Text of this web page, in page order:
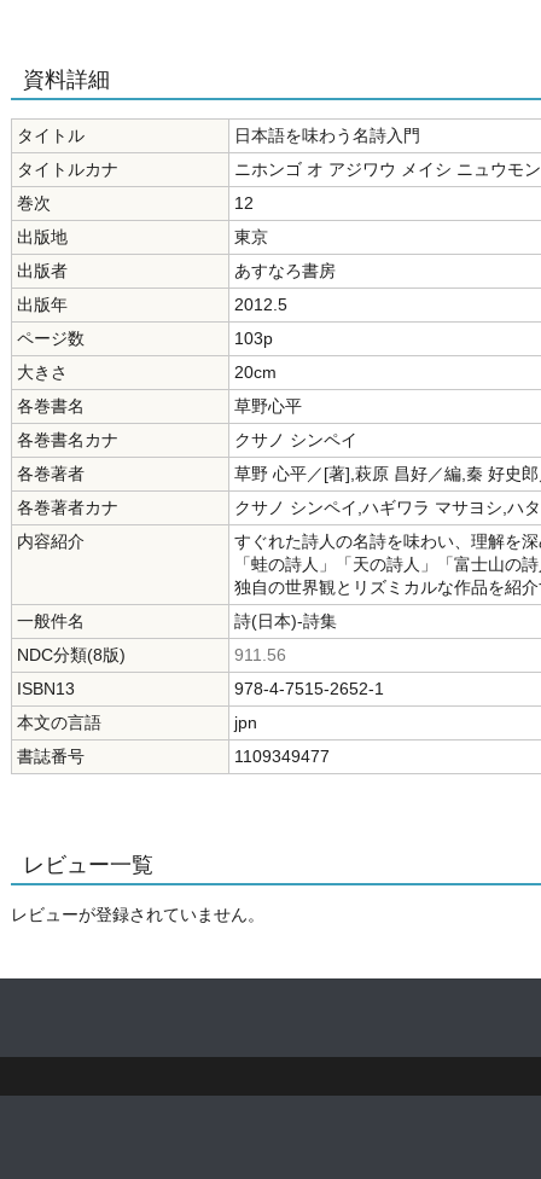
資料詳細
タイトル
日本語を味わう名詩入門
タイトルカナ
ニホンゴ オ アジワウ メイシ ニュウモン
巻次
12
出版地
東京
出版者
あすなろ書房
出版年
2012.5
ページ数
103p
大きさ
20cm
各巻書名
草野心平
各巻書名カナ
クサノ シンペイ
各巻著者
草野 心平／[著],萩原 昌好／編,秦 好史
各巻著者カナ
クサノ シンペイ,ハギワラ マサヨシ,ハ
内容紹介
すぐれた詩人の名詩を味わい、理解を
「蛙の詩人」「天の詩人」「富士山の
独自の世界観とリズミカルな作品を紹
一般件名
詩(日本)-詩集
NDC分類(8版)
911.56
ISBN13
978-4-7515-2652-1
本文の言語
jpn
書誌番号
1109349477
レビュー一覧
レビューが登録されていません。